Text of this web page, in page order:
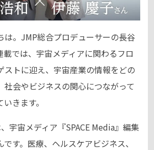
は。JMP総合プロデューサーの長谷
載では、宇宙メディアに関わるフロ
ストに迎え、宇宙産業の情報をどの
社会やビジネスの関心につながって
きます。
宇宙メディア『SPACE Media』編集
す。医療、ヘルスケアビジネス、